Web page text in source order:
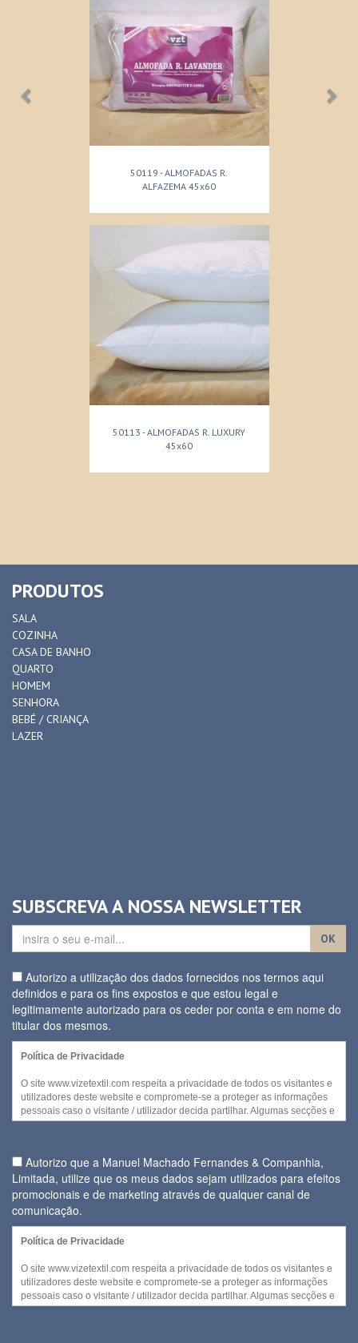
50119 - ALMOFADAS R.
ALFAZEMA 45x60
50113 - ALMOFADAS R. LUXURY
45x60
PRODUTOS
SALA
COZINHA
CASA DE BANHO
QUARTO
HOMEM
SENHORA
BEBÉ / CRIANÇA
LAZER
SUBSCREVA A NOSSA NEWSLETTER
OK
Autorizo a utilização dos dados fornecidos nos termos aqui
definidos e para os fins expostos e que estou legal e
legitimamente autorizado para os ceder por conta e em nome do
titular dos mesmos.
Política de Privacidade
O site www.vizetextil.com respeita a privacidade de todos os visitantes e
utilizadores deste website e compromete-se a proteger as informações
pessoais caso o visitante / utilizador decida partilhar. Algumas secções e
/ ou funcionalidades deste website podem ser acedidas sem recurso a
No entanto, quando for necessária a recolha de informação pessoal
para disponibilizar serviços ou quando cada visitante decidir fornecer
alguns dos seus dados pessoais, a utilização daquela informação e
daqueles dados será efetuada no cumprimento
Regulamento Geral da sobre a Protecção de Dados (Regulamento (UE)
2016/679 do Parlamento Europeu e do Conselho de 27 de abril de
dados pessoais fornecidos.
A entidade responsável pela recolha e tratamento de dados pessoais é a
Autorizo que a Manuel Machado Fernandes & Companhia,
Limitada, utilize que os meus dados sejam utilizados para efeitos
promocionais e de marketing através de qualquer canal de
comunicação.
Política de Privacidade
O site www.vizetextil.com respeita a privacidade de todos os visitantes e
utilizadores deste website e compromete-se a proteger as informações
pessoais caso o visitante / utilizador decida partilhar. Algumas secções e
/ ou funcionalidades deste website podem ser acedidas sem recurso a